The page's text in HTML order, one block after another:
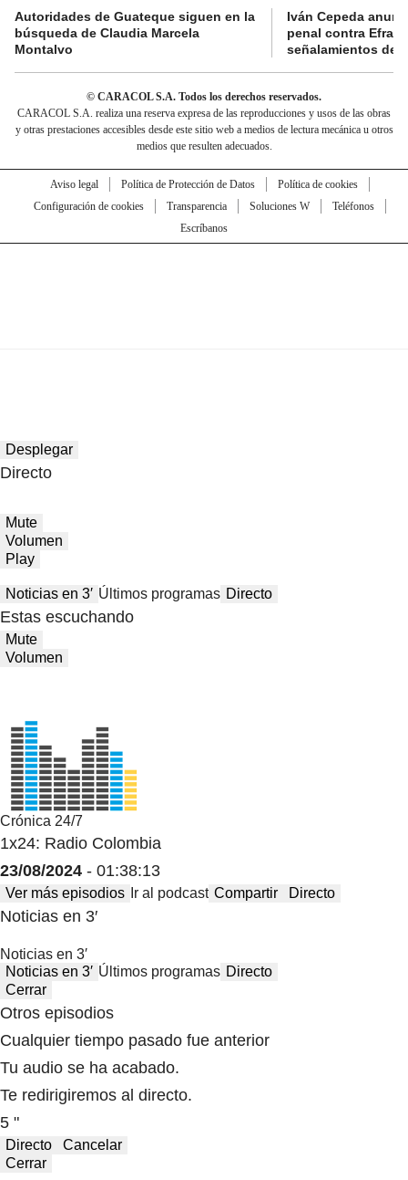
Autoridades de Guateque siguen en la
búsqueda de Claudia Marcela
Montalvo
Iván Cepeda
penal contra
señalamientos de
© CARACOL S.A. Todos los derechos reservados.
CARACOL S.A. realiza una reserva expresa de las reproducciones y usos de las obras
y otras prestaciones accesibles desde este sitio web a medios de lectura mecánica u otros
medios que resulten adecuados.
Aviso legal Política de Protección de Datos
Política de cookies
Configuración de cookies
Transparencia Soluciones W
Teléfonos
Escríbanos
Desplegar
Directo
Mute
Volumen
Play
Noticias en 3′ Últimos programas Directo
Estas escuchando
Mute
Volumen
Crónica 24/7
1x24: Radio Colombia
23/08/2024 - 01:38:13
Ver más episodios Ir al podcast Compartir Directo
Noticias en 3′
Noticias en 3′
Noticias en 3′ Últimos programas Directo
Cerrar
Otros episodios
Cualquier tiempo pasado fue anterior
Tu audio se ha acabado.
Te redirigiremos al directo.
5 "
Directo
Cancelar
Cerrar